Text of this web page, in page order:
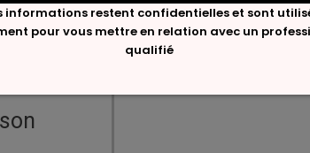
60° (forte pente)